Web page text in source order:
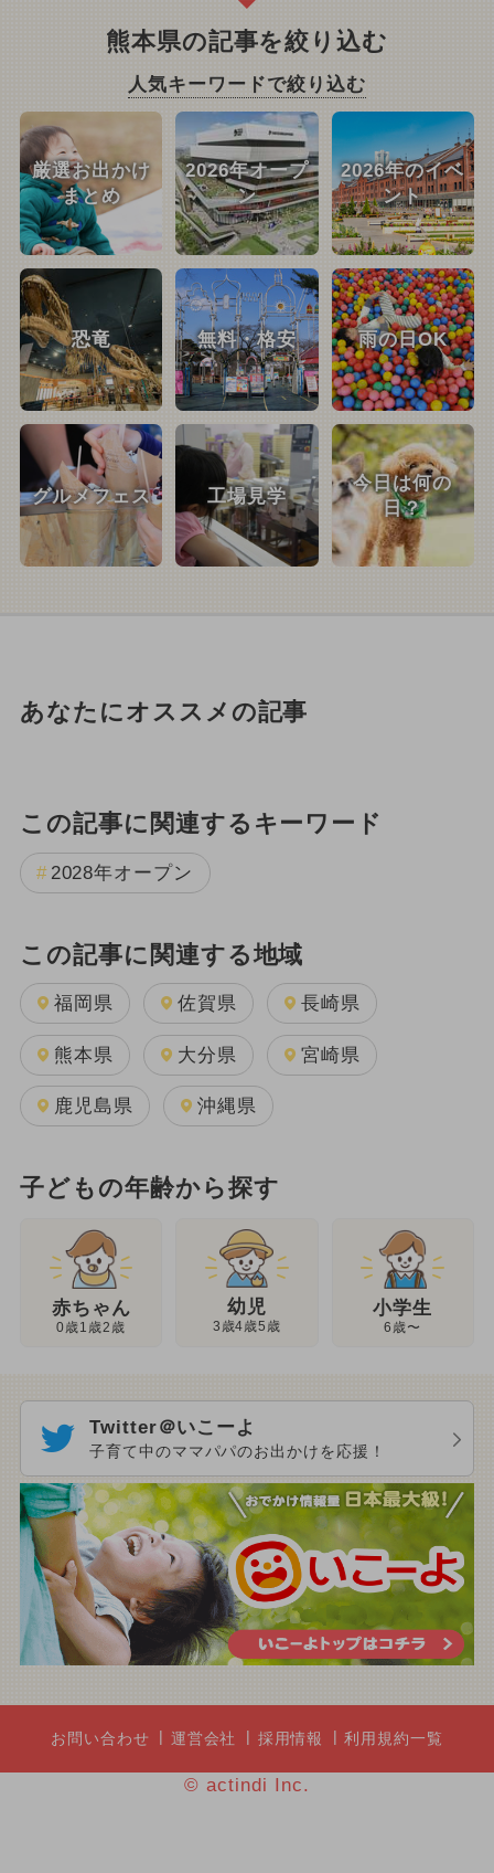
熊本県の記事を絞り込む
人気キーワードで絞り込む
厳選お出かけ
まとめ
2026年オープ
ン
2026年のイベ
ント
恐竜 無料・格安 雨の日OK
グルメフェス 工場見学
今日は何の
日？
あなたにオススメの記事
この記事に関連するキーワード
2028年オープン
この記事に関連する地域
福岡県 佐賀県 長崎県
熊本県 大分県 宮崎県
鹿児島県 沖縄県
子どもの年齢から探す
赤ちゃん
0歳1歳2歳
幼児
3歳4歳5歳
小学生
6歳〜
Twitter＠いこーよ
子育て中のママパパのお出かけを応援！
お問い合わせ 運営会社 採用情報 利用規約一覧
© actindi Inc.